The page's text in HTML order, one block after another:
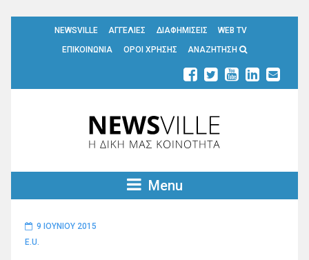
NEWSVILLE ΑΓΓΕΛΙΕΣ ΔΙΑΦΗΜΙΣΕΙΣ
WEB TV
ΕΠΙΚΟΙΝΩΝΙΑ
ΟΡΟΙ ΧΡΗΣΗΣ ΑΝΑΖΗΤΗΣΗ
Menu
9 ΙΟΥΝΊΟΥ 2015
E.U.